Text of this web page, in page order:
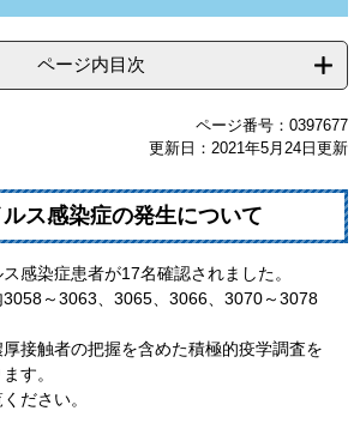
ページ内目次
ページ番号：0397677
更新日：2021年5月24日更新
ス感染症の発生について
感染症患者が17名確認されました。
3058～3063、3065、3066、3070～3078
厚接触者の把握を含めた積極的疫学調査を
す。
ださい。